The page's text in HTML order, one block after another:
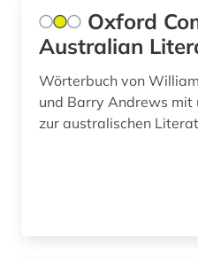
galloromanistik (3)
gartenbau (1)
Rheinland-Pfalz (1)
Roemisches Reich (2)
Saarland (1)
Oxford
Australian
Wörterbuch von
und Barry Andrews mit
zur australischen